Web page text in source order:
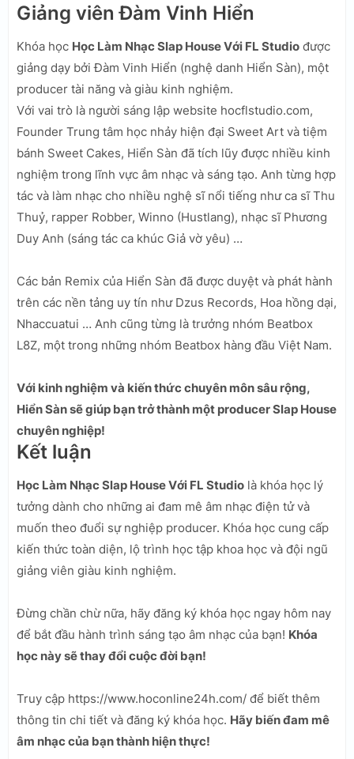
Giảng viên Đàm Vinh Hiển
Khóa học Học Làm Nhạc Slap House Với FL Studio được
giảng dạy bởi Đàm Vinh Hiển (nghệ danh Hiển Sàn), một
producer tài năng và giàu kinh nghiệm.
Với vai trò là người sáng lập website hocflstudio.com,
Founder Trung tâm học nhảy hiện đại Sweet Art và tiệm
bánh Sweet Cakes, Hiển Sàn đã tích lũy được nhiều kinh
nghiệm trong lĩnh vực âm nhạc và sáng tạo. Anh từng hợp
tác và làm nhạc cho nhiều nghệ sĩ nổi tiếng như ca sĩ Thu
Thuỷ, rapper Robber, Winno (Hustlang), nhạc sĩ Phương
Duy Anh (sáng tác ca khúc Giả vờ yêu) …
Các bản Remix của Hiển Sàn đã được duyệt và phát hành
trên các nền tảng uy tín như Dzus Records, Hoa hồng dại,
Nhaccuatui … Anh cũng từng là trưởng nhóm Beatbox
L8Z, một trong những nhóm Beatbox hàng đầu Việt Nam.
Với kinh nghiệm và kiến thức chuyên môn sâu rộng,
Hiển Sàn sẽ giúp bạn trở thành một producer Slap House
chuyên nghiệp!
Kết luận
Học Làm Nhạc Slap House Với FL Studio là khóa học lý
tưởng dành cho những ai đam mê âm nhạc điện tử và
muốn theo đuổi sự nghiệp producer. Khóa học cung cấp
kiến thức toàn diện, lộ trình học tập khoa học và đội ngũ
giảng viên giàu kinh nghiệm.
Đừng chần chừ nữa, hãy đăng ký khóa học ngay hôm nay
để bắt đầu hành trình sáng tạo âm nhạc của bạn! Khóa
học này sẽ thay đổi cuộc đời bạn!
Truy cập https://www.hoconline24h.com/ để biết thêm
thông tin chi tiết và đăng ký khóa học. Hãy biến đam mê
âm nhạc của bạn thành hiện thực!